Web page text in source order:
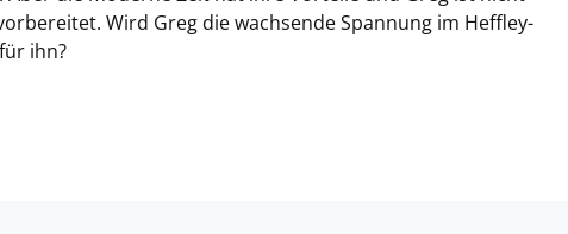
Wird Greg die wachsende Spannung im Heffley-
ihn?